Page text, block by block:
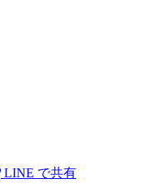
LINE で共有